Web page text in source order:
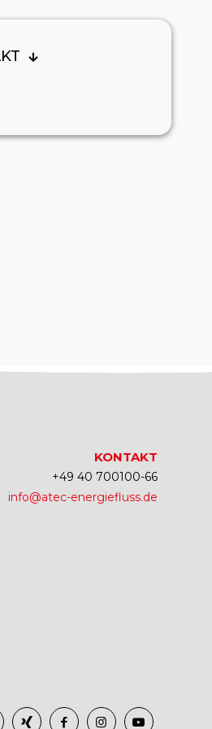
KONTAKT
+49 40 700100-66
info@atec-energiefluss.de